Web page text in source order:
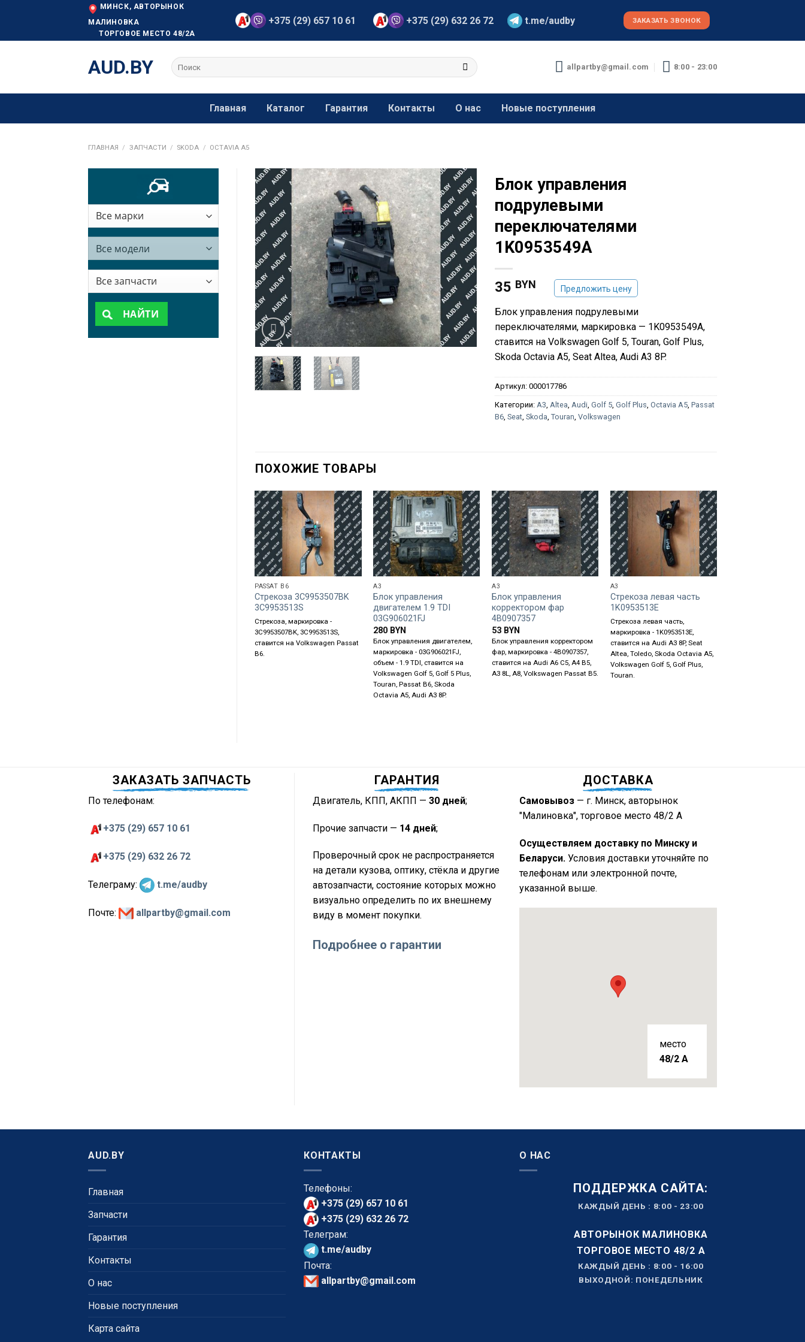
МИНСК, АВТОРЫНОК
МАЛИНОВКА
ТОРГОВОЕ МЕСТО 48/2А
+375 (29) 657 10 61 +375 (29) 632 26 72 t.me/audby ЗАКАЗАТЬ ЗВОНОК
AUD.BY Искать: allpartby@gmail.com 8:00 - 23:00
Главная Каталог Гарантия Контакты О нас Новые поступления
ГЛАВНАЯ / ЗАПЧАСТИ / SKODA / OCTAVIA A5
НАЙТИ
Блок управления
подрулевыми
переключателями
1K0953549A
35 BYN Предложить цену
Блок управления подрулевыми
переключателями, маркировка — 1K0953549A,
ставится на Volkswagen Golf 5, Touran, Golf Plus,
Skoda Octavia A5, Seat Altea, Audi A3 8P.
Артикул:000017786
Категории: A3 Altea Audi ,Golf 5 ,Golf Plus ,Octavia A5 ,Passat
B6 ,Seat ,Skoda ,Touran ,Volkswagen
ПОХОЖИЕ ТОВАРЫ
PASSAT B6
Стрекоза 3C9953507BK
3C9953513S
Стрекоза, маркировка -
3C9953507BK, 3C9953513S,
ставится на Volkswagen Passat
B6.
A3
Блок управления
двигателем 1.9 TDI
03G906021FJ
280 BYN
Блок управления двигателем,
маркировка - 03G906021FJ,
объем - 1.9 TDI, ставится на
Volkswagen Golf 5, Golf 5 Plus,
Touran, Passat B6, Skoda
Octavia A5, Audi A3 8P.
A3
Блок управления
корректором фар
4B0907357
53 BYN
Блок управления корректором
фар, маркировка - 4B0907357,
ставится на Audi A6 C5, A4 B5,
A3 8L, A8, Volkswagen Passat B5.
A3
Стрекоза левая часть
1K0953513E
Стрекоза левая часть,
маркировка - 1K0953513E,
ставится на Audi A3 8P, Seat
Altea, Toledo, Skoda Octavia A5,
Volkswagen Golf 5, Golf Plus,
Touran.
ЗАКАЗАТЬ ЗАПЧАСТЬ
По телефонам:
+375 (29) 657 10 61
+375 (29) 632 26 72
Телеграму: t.me/audby
Почте: allpartby@gmail.com
ГАРАНТИЯ
Двигатель, КПП, АКПП — 30 дней;
Прочие запчасти — 14 дней;
Проверочный срок не распространяется
на детали кузова, оптику, стёкла и другие
автозапчасти, состояние которых можно
визуально определить по их внешнему
виду в момент покупки.
Подробнее о гарантии
ДОСТАВКА
Самовывоз— г. Минск, авторынок
"Малиновка", торговое место 48/2 А
Осуществляем доставку по Минску и
Беларуси. Условия доставки уточняйте по
телефонам или электронной почте,
указанной выше.
место
48/2 A
AUD.BY
Главная
Запчасти
Гарантия
Контакты
О нас
Новые поступления
Карта сайта
КОНТАКТЫ
Телефоны:
+375 (29) 657 10 61
+375 (29) 632 26 72
Телеграм:
t.me/audby
Почта:
allpartby@gmail.com
О НАС
ПОДДЕРЖКА САЙТА:
КАЖДЫЙ ДЕНЬ : 8:00 - 23:00
АВТОРЫНОК МАЛИНОВКА
ТОРГОВОЕ МЕСТО 48/2 А
КАЖДЫЙ ДЕНЬ : 8:00 - 16:00
ВЫХОДНОЙ: ПОНЕДЕЛЬНИК